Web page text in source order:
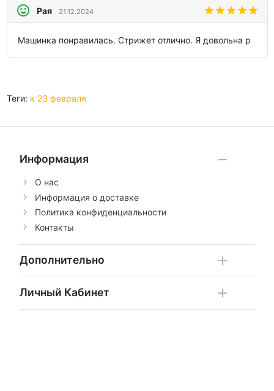
Рая 21.12.2024
Машинка понравилась. Стрижет отлично. Я довольна р
Теги: к 23 февраля
Информация
О нас
Информация о доставке
Политика конфиденциальности
Контакты
Дополнительно
Личный Кабинет